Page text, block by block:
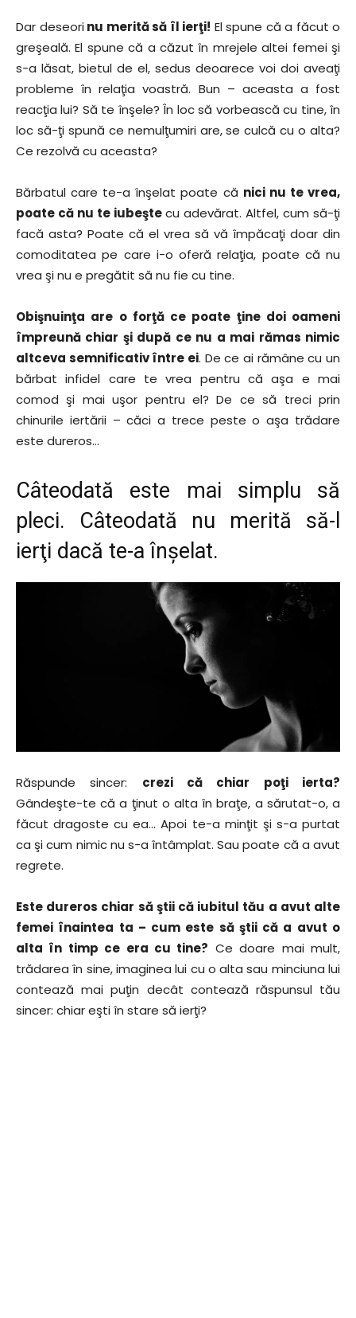
Dar deseorinu merită să îl ierţi! El spune că a făcut o
greşeală. El spune că a căzut în mrejele altei femei şi
s-a lăsat, bietul de el, sedus deoarece voi doi aveaţi
probleme în relaţia voastră. Bun – aceasta a fost
reacţia lui? Să te înşele? În loc să vorbească cu tine, în
loc să-ţi spună ce nemulţumiri are, se culcă cu o alta?
Ce rezolvă cu aceasta?
Bărbatul care te-a înşelat poate că nici nu te vrea,
poate că nu te iubeştecu adevărat. Altfel, cum să-ţi
facă asta? Poate că el vrea să vă împăcaţi doar din
comoditatea pe care i-o oferă relaţia, poate că nu
vrea şi nu e pregătit să nu fie cu tine.
Obişnuinţa are o forţă ce poate ţine doi oameni
împreună chiar şi după ce nu a mai rămas nimic
altceva semnificativ între ei. De ce ai rămâne cu un
bărbat infidel care te vrea pentru că aşa e mai
comod şi mai uşor pentru el? De ce să treci prin
chinurile iertării – căci a trece peste o aşa trădare
este dureros…
Câteodată este mai simplu să
pleci. Câteodată nu merită să-l
ierţi dacă te-a înşelat.
Răspunde sincer: crezi că chiar poţi ierta?
Gândeşte-te că a ţinut o alta în braţe, a sărutat-o, a
făcut dragoste cu ea… Apoi te-a minţit şi s-a purtat
ca şi cum nimic nu s-a întâmplat. Sau poate că a avut
regrete.
Este dureros chiar să ştii că iubitul tău a avut alte
femei înaintea ta – cum este să ştii că a avut o
alta în timp ce era cu tine? Ce doare mai mult,
trădarea în sine, imaginea lui cu o alta sau minciuna lui
contează mai puţin decât contează răspunsul tău
sincer: chiar eşti în stare să ierţi?